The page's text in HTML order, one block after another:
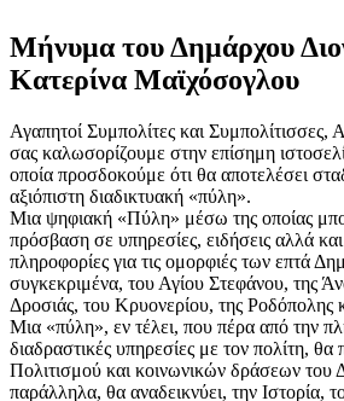
Μήνυμα του Δημάρχου
Κατερίνα Μαϊχόσογλου
Αγαπητοί Συμπολίτες και Συμπολίτισσες,
σας καλωσορίζουμε στην επίσημη
οποία προσδοκούμε ότι θα αποτελέσει
αξιόπιστη διαδικτυακή «πύλη».
Μια ψηφιακή «Πύλη» μέσω της οποίας
πρόσβαση σε υπηρεσίες, ειδήσεις αλλά
πληροφορίες για τις ομορφιές των επτά
συγκεκριμένα, του Αγίου Στεφάνου, της
Δροσιάς, του Κρυονερίου, της Ροδόπολης
Μια «πύλη», εν τέλει, που πέρα από την
διαδραστικές υπηρεσίες με τον πολίτη, θα
Πολιτισμού και κοινωνικών δράσεων του
παράλληλα, θα αναδεικνύει, την Ιστορία,